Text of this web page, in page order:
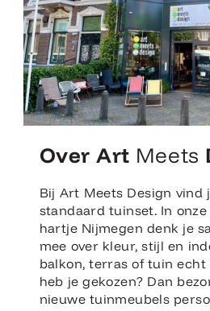
Over Art Meets
Bij Art Meets Design vind
standaard tuinset. In
hartje Nijmegen denk je
mee over kleur, stijl en
balkon, terras of tuin echt
heb je gekozen? Dan
nieuwe tuinmeubels